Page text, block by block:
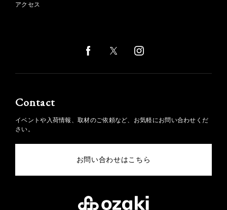
アクセス
Contact
イベントや入荷情報、取材のご依頼など、お気軽にお問い合わせくだ
さい。
お問い合わせはこちら